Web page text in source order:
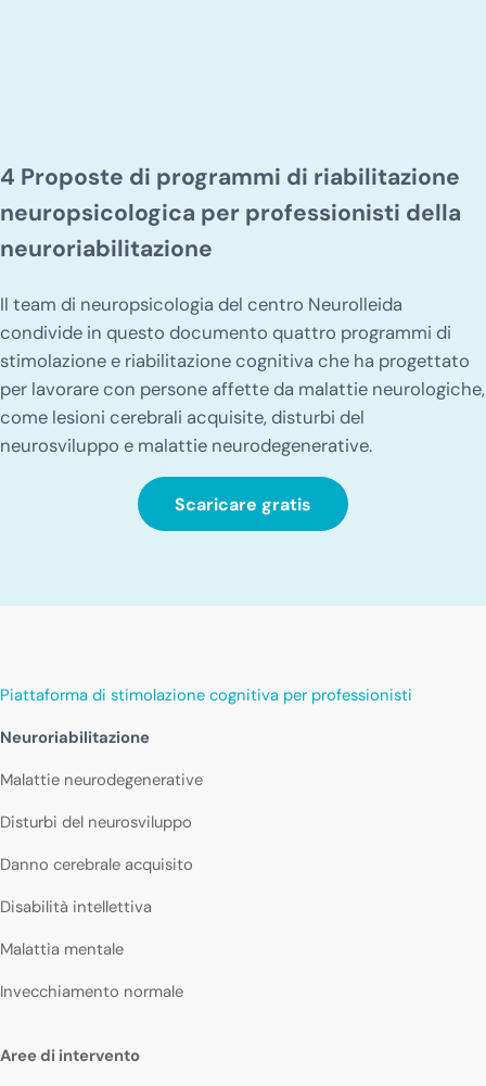
4 Proposte di programmi di riabilitazione
neuropsicologica per professionisti della
neuroriabilitazione
Il team di neuropsicologia del centro Neurolleida
condivide in questo documento quattro programmi di
stimolazione e riabilitazione cognitiva che ha progettato
per lavorare con persone affette da malattie neurologiche,
come lesioni cerebrali acquisite, disturbi del
neurosviluppo e malattie neurodegenerative.
Scaricare gratis
Piattaforma di stimolazione cognitiva per professionisti
Neuroriabilitazione
Malattie neurodegenerative
Disturbi del neurosviluppo
Danno cerebrale acquisito
Disabilità intellettiva
Malattia mentale
Invecchiamento normale
Aree di intervento